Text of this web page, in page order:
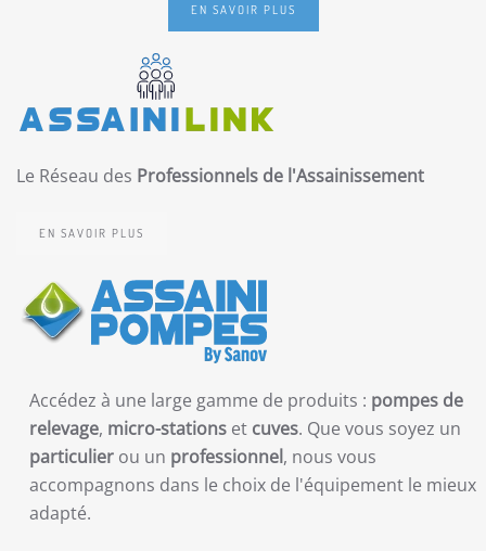
EN SAVOIR PLUS
Le Réseau des Professionnels de l'Assainissement
EN SAVOIR PLUS
Accédez à une large gamme de produits : pompes de
relevage, micro-stations et cuves. Que vous soyez un
particulier ou un professionnel, nous vous
accompagnons dans le choix de l'équipement le mieux
adapté.